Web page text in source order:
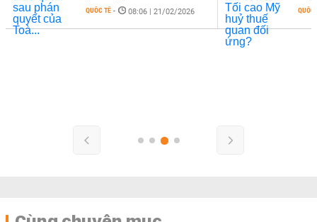
QUỐC
QUỐC TẾ - 08:06 | 21/02/2026